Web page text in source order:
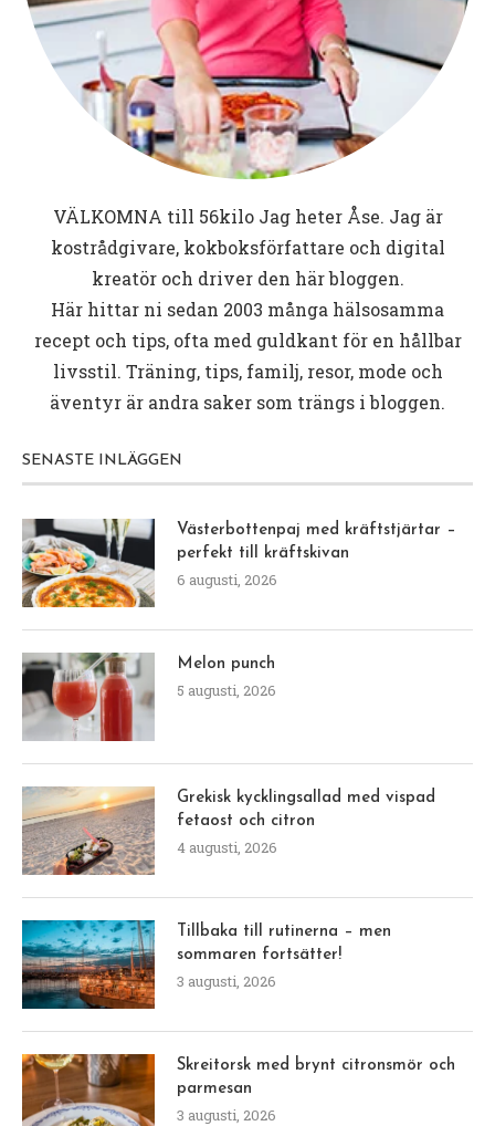
VÄLKOMNA till 56kiloJag heter Åse. Jag är
kostrådgivare, kokboksförfattare och digital
kreatör och driver den här bloggen.
Här hittar ni sedan 2003 många hälsosamma
recept och tips, ofta med guldkant för en hållbar
livsstil. Träning, tips, familj, resor, mode och
äventyr är andra saker som trängs i bloggen.
SENASTE INLÄGGEN
Västerbottenpaj med kräftstjärtar –
perfekt till kräftskivan
6 augusti, 2026
Melon punch
5 augusti, 2026
Grekisk kycklingsallad med vispad
fetaost och citron
4 augusti, 2026
Tillbaka till rutinerna – men
sommaren fortsätter!
3 augusti, 2026
Skreitorsk med brynt citronsmör och
parmesan
3 augusti, 2026